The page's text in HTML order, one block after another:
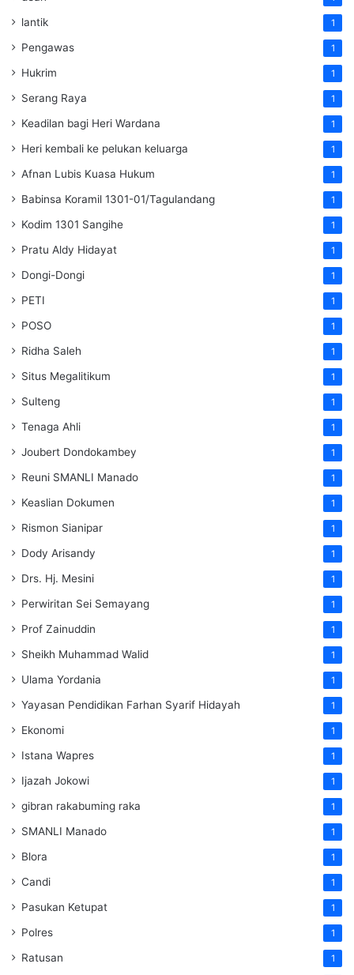
lantik 1
Pengawas 1
Hukrim 1
Serang Raya 1
Keadilan bagi Heri Wardana 1
Heri kembali ke pelukan keluarga 1
Afnan Lubis Kuasa Hukum 1
Babinsa Koramil 1301-01/Tagulandang 1
Kodim 1301 Sangihe 1
Pratu Aldy Hidayat 1
Dongi-Dongi 1
PETI 1
POSO 1
Ridha Saleh 1
Situs Megalitikum 1
Sulteng 1
Tenaga Ahli 1
Joubert Dondokambey 1
Reuni SMANLI Manado 1
Keaslian Dokumen 1
Rismon Sianipar 1
Dody Arisandy 1
Drs. Hj. Mesini 1
Perwiritan Sei Semayang 1
Prof Zainuddin 1
Sheikh Muhammad Walid 1
Ulama Yordania 1
Yayasan Pendidikan Farhan Syarif Hidayah 1
Ekonomi 1
Istana Wapres 1
Ijazah Jokowi 1
gibran rakabuming raka 1
SMANLI Manado 1
Blora 1
Candi 1
Pasukan Ketupat 1
Polres 1
Ratusan 1